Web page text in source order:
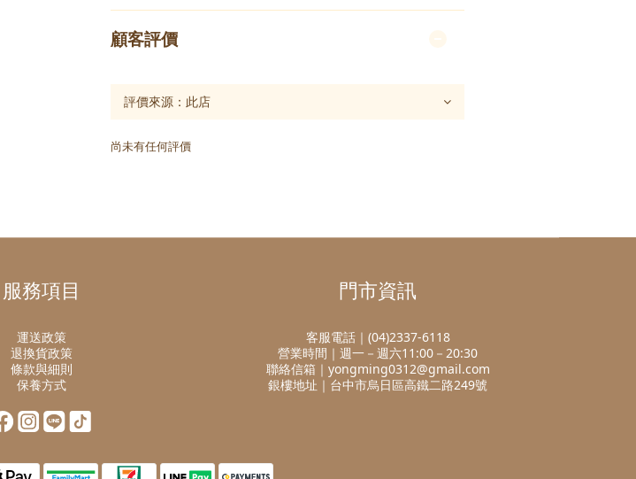
顧客評價
尚未有任何評價
服務項目
運送政策
退換貨政策
條款與細則
保養方式
門市資訊
客服電話｜(04)2337-6118
營業時間｜週一－週六11:00－20:30
聯絡信箱｜yongming0312@gmail.com
銀樓地址｜台中市烏日區高鐵二路249號